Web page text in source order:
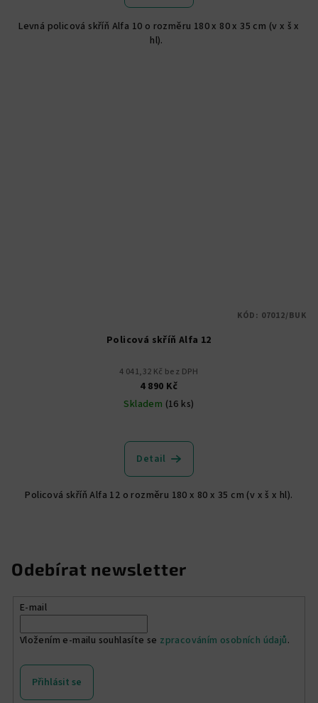
z
5
Levná policová skříň Alfa 10 o rozměru 180 x 80 x 35 cm (v x š x
hl).
Policová skříň Alfa 12
4 041,32 Kč bez DPH
4 890 Kč
Skladem (16 ks)
hodnocení
produktu
z
Detail
Policová skříň Alfa 12 o rozměru 180 x 80 x 35 cm (v x š x hl).
KÓD: 07012/BUK
Odebírat newsletter
E-mail
Vložením e-mailu souhlasíte se zpracováním osobních údajů.
Přihlásit se